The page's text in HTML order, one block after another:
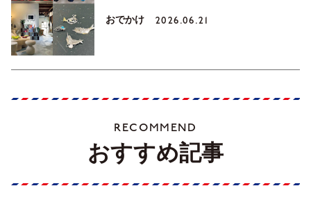
おでかけ 2026.06.21
RECOMMEND
おすすめ記事